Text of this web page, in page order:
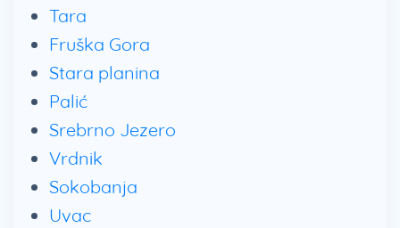
Tara
Fruška Gora
Stara planina
Palić
Srebrno Jezero
Vrdnik
Sokobanja
Uvac